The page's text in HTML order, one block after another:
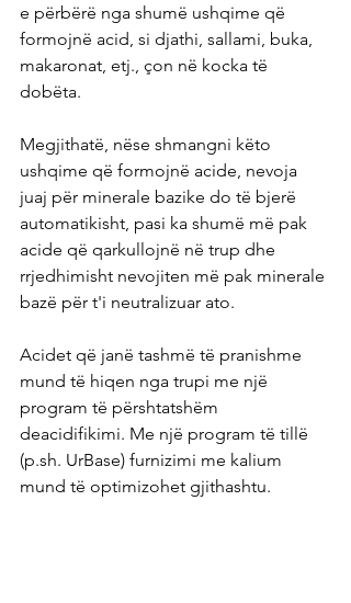
e përbërë nga shumë ushqime që
formojnë acid, si djathi, sallami, buka,
makaronat, etj., çon në kocka të
dobëta.
Megjithatë, nëse shmangni këto
ushqime që formojnë acide, nevoja
juaj për minerale bazike do të bjerë
automatikisht, pasi ka shumë më pak
acide që qarkullojnë në trup dhe
rrjedhimisht nevojiten më pak minerale
bazë për t'i neutralizuar ato.
Acidet që janë tashmë të pranishme
mund të hiqen nga trupi me një
program të përshtatshëm
deacidifikimi. Me një program të tillë
(p.sh. UrBase) furnizimi me kalium
mund të optimizohet gjithashtu.